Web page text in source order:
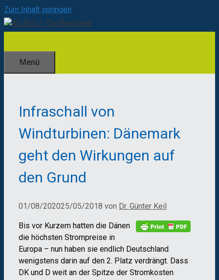
Zum Inhalt springen
Menü
Infraschall von
Windturbinen: Dänemark
geht den Wirkungen auf
den Grund
01/08/202025/05/2018 von Dr. Günter Keil
Bis vor Kurzem hatten die Dänen
die höchsten Strompreise in
Europa – nun haben sie endlich Deutschland
wenigstens darin auf den 2. Platz verdrängt. Dass
DK und D weit an der Spitze der Stromkosten